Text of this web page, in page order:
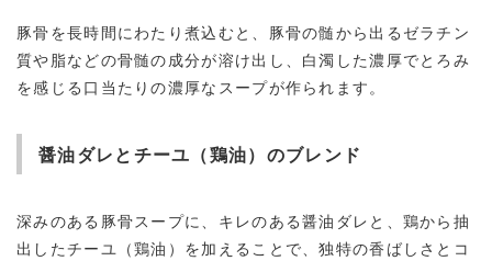
豚骨を長時間にわたり煮込むと、豚骨の髄から出るゼラチン
質や脂などの骨髄の成分が溶け出し、白濁した濃厚でとろみ
を感じる口当たりの濃厚なスープが作られます。
醤油ダレとチーユ（鶏油）のブレンド
深みのある豚骨スープに、キレのある醤油ダレと、鶏から抽
出したチーユ（鶏油）を加えることで、独特の香ばしさとコ